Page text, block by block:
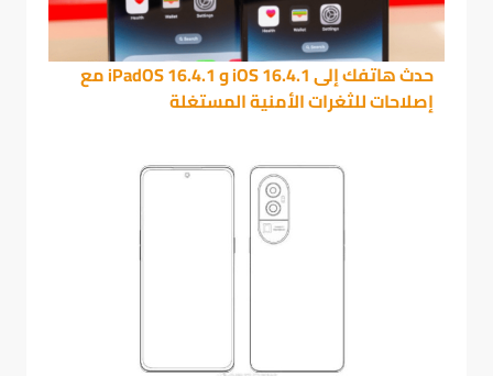
حدث هاتفك إلى iOS 16.4.1 و iPadOS 16.4.1 مع
إصلاحات للثغرات الأمنية المستغلة